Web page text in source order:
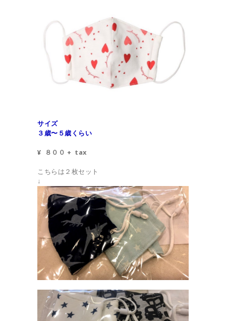
サイズ
３歳〜５歳くらい
¥ ８００ + tax
こちらは２枚セット
↓